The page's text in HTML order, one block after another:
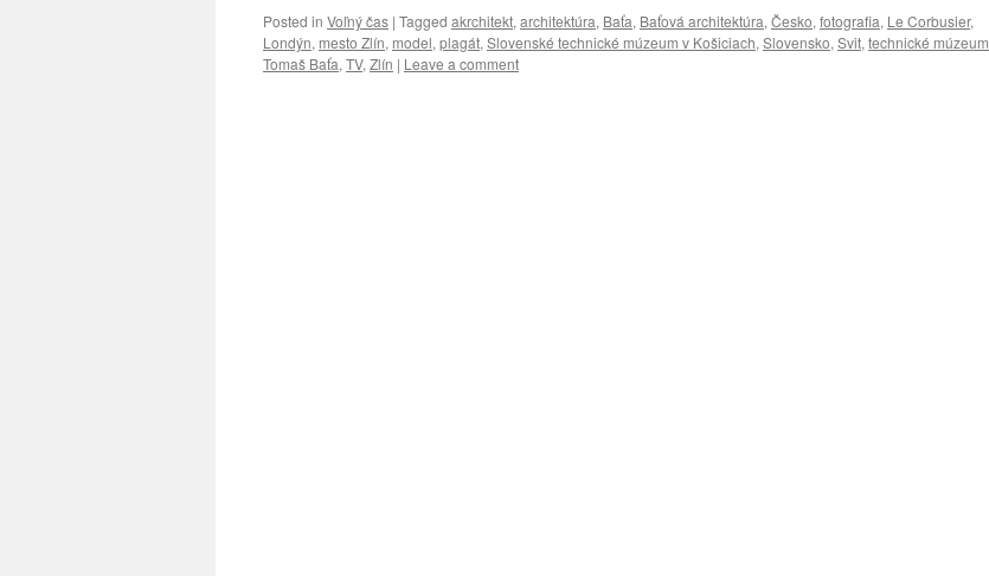
Posted in Voľný čas | Tagged akrchitekt, architektúra, Baťa, Baťová architektúra, Česko, fotografia, Le Corbusier,
Londýn, mesto Zlín, model, plagát, Slovenské technické múzeum v Košiciach, Slovensko, Svit, technické múzeum
Tomaš Baťa, TV, Zlín | Leave a comment